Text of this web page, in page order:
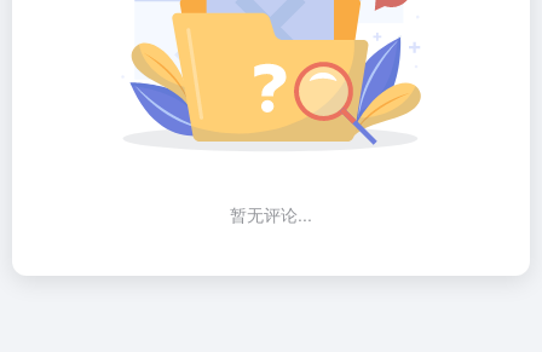
暂无评论...